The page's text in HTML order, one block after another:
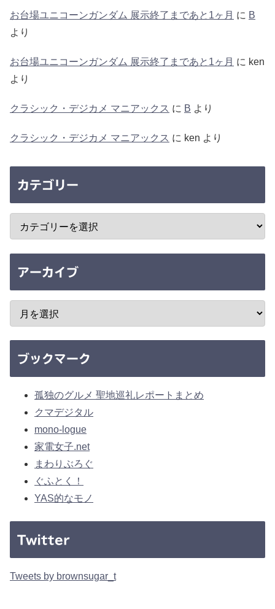
お台場ユニコーンガンダム 展示終了まであと1ヶ月 に B
より
お台場ユニコーンガンダム 展示終了まであと1ヶ月 に ken
より
クラシック・デジカメ マニアックス に B より
クラシック・デジカメ マニアックス に ken より
カテゴリー
アーカイブ
ブックマーク
孤独のグルメ 聖地巡礼レポートまとめ
クマデジタル
mono-logue
家電女子.net
まわりぶろぐ
ぐふとく！
YAS的なモノ
Twitter
Tweets by brownsugar_t